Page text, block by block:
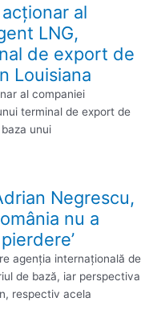
al
LNG,
de export de
Louisiana
al companiei
terminal de export de
unui
Negrescu,
nu a
agenţia internaţională de
de bază, iar perspectiva
respectiv acela